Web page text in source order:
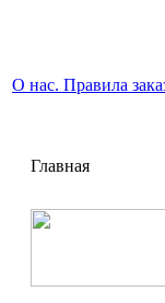
О нас. Правила
Главная